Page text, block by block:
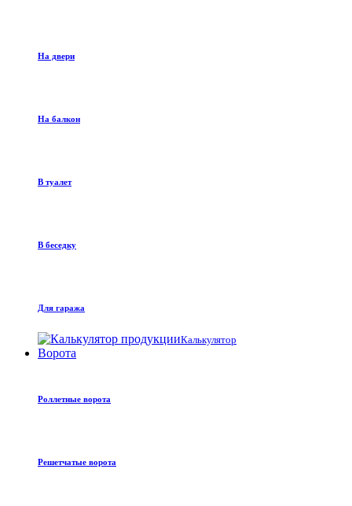
На двери
На балкон
В туалет
В беседку
Для гаража
Калькулятор
Ворота
Роллетные ворота
Решетчатые ворота